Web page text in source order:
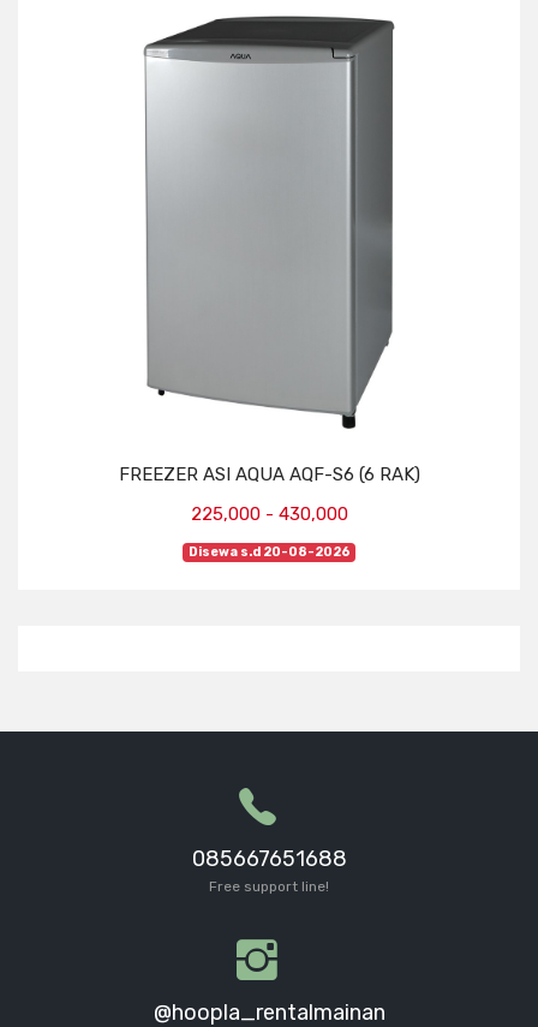
FREEZER ASI AQUA AQF-S6 (6 RAK)
225,000 - 430,000
Disewa s.d 20-08-2026
085667651688
Free support line!
@hoopla_rentalmainan